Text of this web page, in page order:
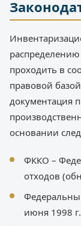
проходить в
правовой
документация
основании
ФККО –
отходов
июня 1998 г.